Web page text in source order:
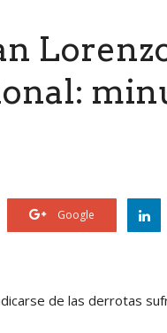
Google
de las derrotas